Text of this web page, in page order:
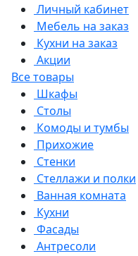
Личный кабинет
Мебель на заказ
Кухни на заказ
Акции
Все товары
Шкафы
Столы
Комоды и тумбы
Прихожие
Стенки
Стеллажи и полки
Ванная комната
Кухни
Фасады
Антресоли